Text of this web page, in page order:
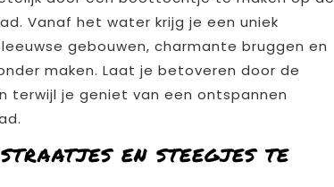
Vanaf het water krijg je een uniek
gebouwen, charmante bruggen en
maken. Laat je betoveren door de
terwijl je geniet van een ontspannen
en steegjes te